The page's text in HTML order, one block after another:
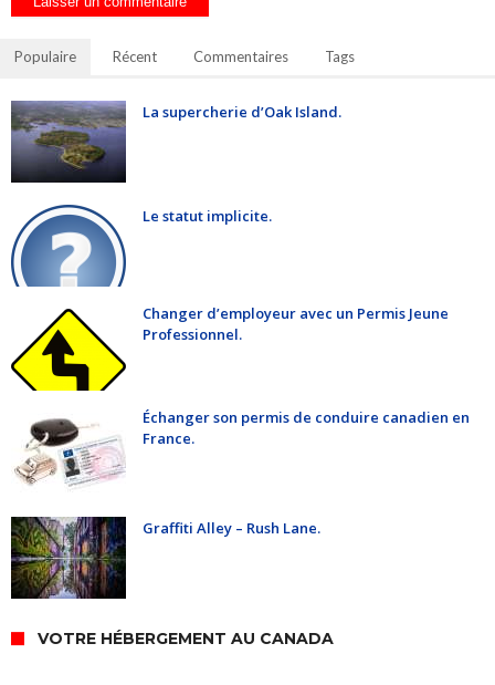
Populaire Récent Commentaires Tags
La supercherie d’Oak Island.
Le statut implicite.
Changer d’employeur avec un Permis Jeune
Professionnel.
Échanger son permis de conduire canadien en
France.
Graffiti Alley – Rush Lane.
VOTRE HÉBERGEMENT AU CANADA